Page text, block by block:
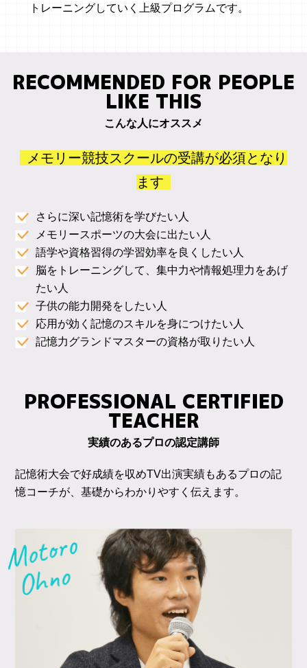
トレーニングしていく上級プログラムです。
RECOMMENDED FOR PEOPLE
LIKE THIS
こんな人にオススメ
メモリー競技スクールの受講が必須となり
ます
さらに深い記憶術を学びたい人
メモリースポーツの大会に出たい人
語学や資格習得の学習効率を良くしたい人
脳をトレーニングして、集中力や情報処理力をあげ
たい人
子供の能力開発をしたい人
応用が効く記憶のスキルを身につけたい人
記憶力グランドマスターの資格が取りたい人
PROFESSIONAL CERTIFIED
TEACHER
実績のあるプロの認定講師
記憶術大会で好成績を収めTV出演実績もあるプロの記
憶コーチが、基礎からわかりやすく伝えます。